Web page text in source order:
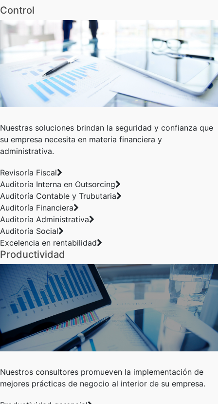
Control
Nuestras soluciones brindan la seguridad y confianza que
su empresa necesita en materia financiera y
administrativa.
Revisoría Fiscal
Auditoría Interna en Outsorcing
Auditoría Contable y Trubutaria
Auditoría Financiera
Auditoría Administrativa
Auditoría Social
Excelencia en rentabilidad
Productividad
Nuestros consultores promueven la implementación de
mejores prácticas de negocio al interior de su empresa.